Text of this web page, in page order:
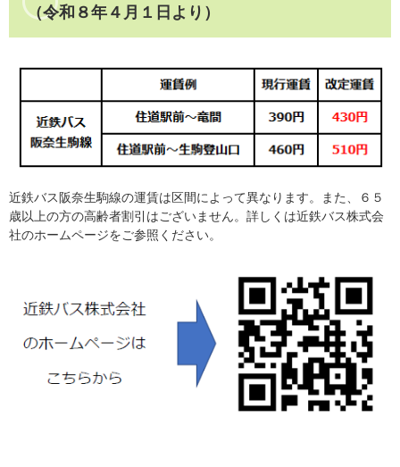
（令和８年４月１日より）
近鉄バス阪奈生駒線の運賃は区間によって異なります。また、６５
歳以上の方の高齢者割引はございません。​詳しくは近鉄バス株式会
社のホームページをご参照ください。